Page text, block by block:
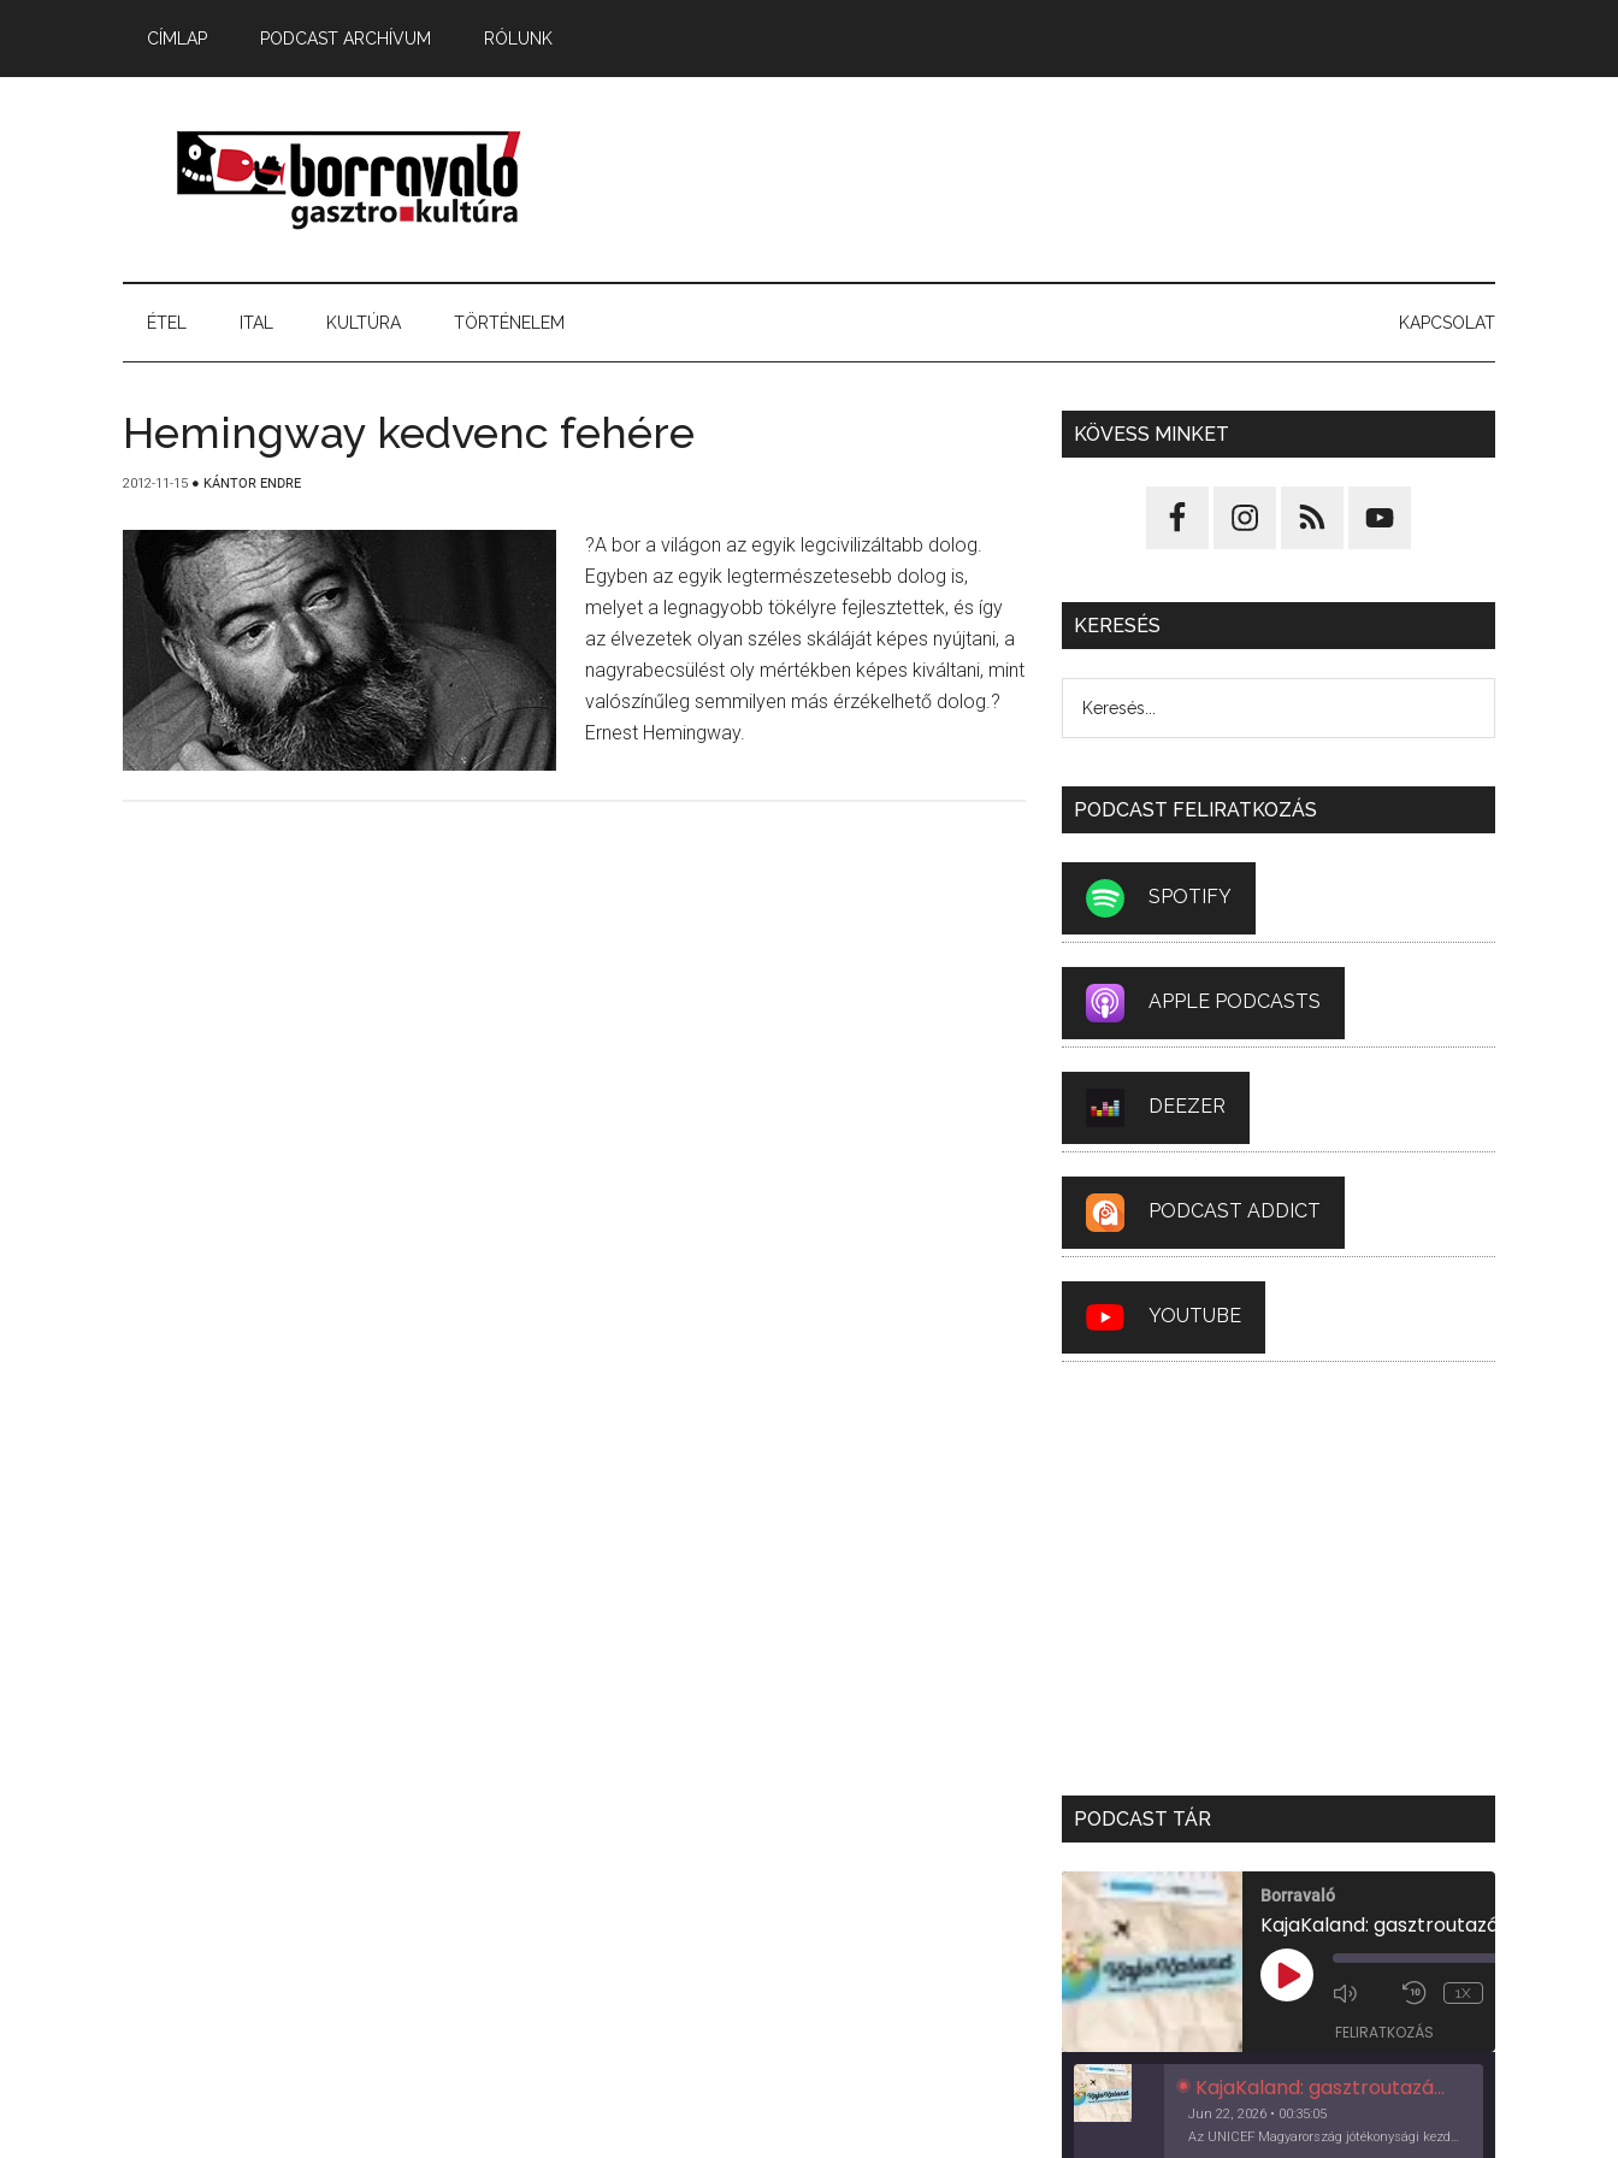
CÍMLAP PODCAST ARCHÍVUM RÓLUNK
ÉTEL ITAL KULTÚRA TÖRTÉNELEM KAPCSOLAT
Hemingway kedvenc fehére
2012-11-15 ● KÁNTOR ENDRE
?A bor a világon az egyik legcivilizáltabb dolog.
Egyben az egyik legtermészetesebb dolog is,
melyet a legnagyobb tökélyre fejlesztettek, és így
az élvezetek olyan széles skáláját képes nyújtani, a
nagyrabecsülést oly mértékben képes kiváltani, mint
valószínűleg semmilyen más érzékelhető dolog.?
Ernest Hemingway.
KÖVESS MINKET
KERESÉS
PODCAST FELIRATKOZÁS
SPOTIFY
APPLE PODCASTS
DEEZER
PODCAST ADDICT
YOUTUBE
PODCAST TÁR
Borravaló
PLAY
EPISODE
1X
FELIRATKOZÁS
KajaKaland: gasztroutazás a föld körül
Jun 22, 2026 • 00:35:05
Az UNICEF Magyarország jótékonysági kezdeményezése izgalmas, egész éves világkörüli ízutazásra hív, igazi családi program és gasztroedukáció, illetve segítség a rászorulóknak is egyben.